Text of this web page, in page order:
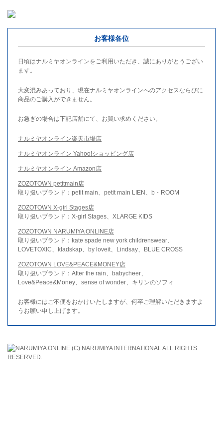
お客様各位
日頃はナルミヤオンラインをご利用いただき、誠にありがとうござい
ます。
大変混みあっており、現在ナルミヤオンラインへのアクセスならびに
商品のご購入ができません。
お急ぎの場合は下記店舗にて、お買い求めください。
ナルミヤオンライン楽天市場店
ナルミヤオンライン Yahoo!ショッピング店
ナルミヤオンライン Amazon店
ZOZOTOWN petitmain店
取り扱いブランド：petit main、petit main LIEN、b・ROOM
ZOZOTOWN X-girl Stages店
取り扱いブランド：X-girl Stages、XLARGE KIDS
ZOZOTOWN NARUMIYA ONLINE店
取り扱いブランド：kate spade new york childrenswear、
LOVETOXIC、kladskap、by loveit、Lindsay、BLUE CROSS
ZOZOTOWN LOVE&PEACE&MONEY店
取り扱いブランド：After the rain、babycheer、
Love&Peace&Money、sense of wonder、キリンのソフィ
お客様にはご不便をおかけいたしますが、何卒ご理解いただきますよ
うお願い申し上げます。